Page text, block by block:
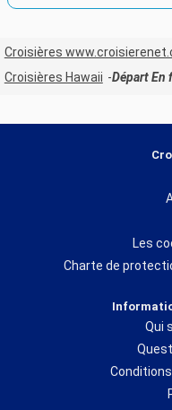
Croisières
Croisières Hawaii
Départ En
Les
Charte de
Qui